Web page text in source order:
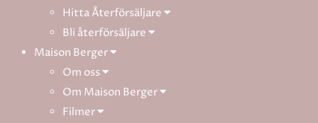
Hitta Återförsäljare
Bli återförsäljare
Maison Berger
Om oss
Om Maison Berger
Filmer